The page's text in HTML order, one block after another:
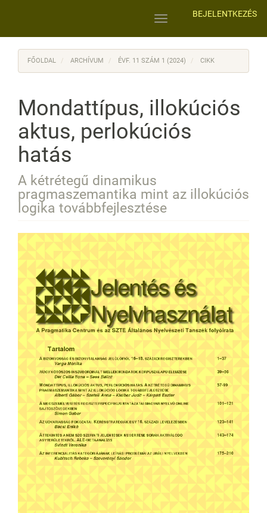
BEJELENTKEZÉS
Toggle
FŐOLDAL ARCHÍVUM ÉVF. 11 SZÁM 1 (2024) CIKK
Mondattípus, illokúciós
aktus, perlokúciós
hatás
A kétrétegű dinamikus
pragmaszemantika mint az illokúciós
logika továbbfejlesztése